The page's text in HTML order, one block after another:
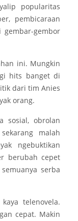
popularitas
pembicaraan
gembar-gembor
ini. Mungkin
hits banget di
dari tim Anies
orang.
sosial, obrolan
malah
ngebuktikan
berubah cepet
serba
telenovela.
cepat. Makin